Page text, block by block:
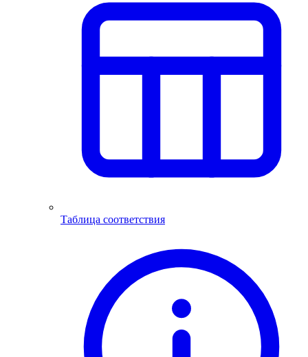
Таблица соответствия